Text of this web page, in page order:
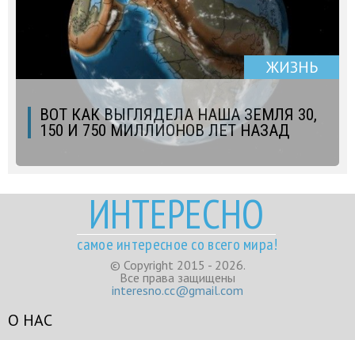
ЖИЗНЬ
ВОТ КАК ВЫГЛЯДЕЛА НАША ЗЕМЛЯ 30,
150 И 750 МИЛЛИОНОВ ЛЕТ НАЗАД
ИНТЕРЕСНО
самое интересное со всего мира!
© Copyright 2015 - 2026.
Все права защищены
interesno.cc@gmail.com
О НАС